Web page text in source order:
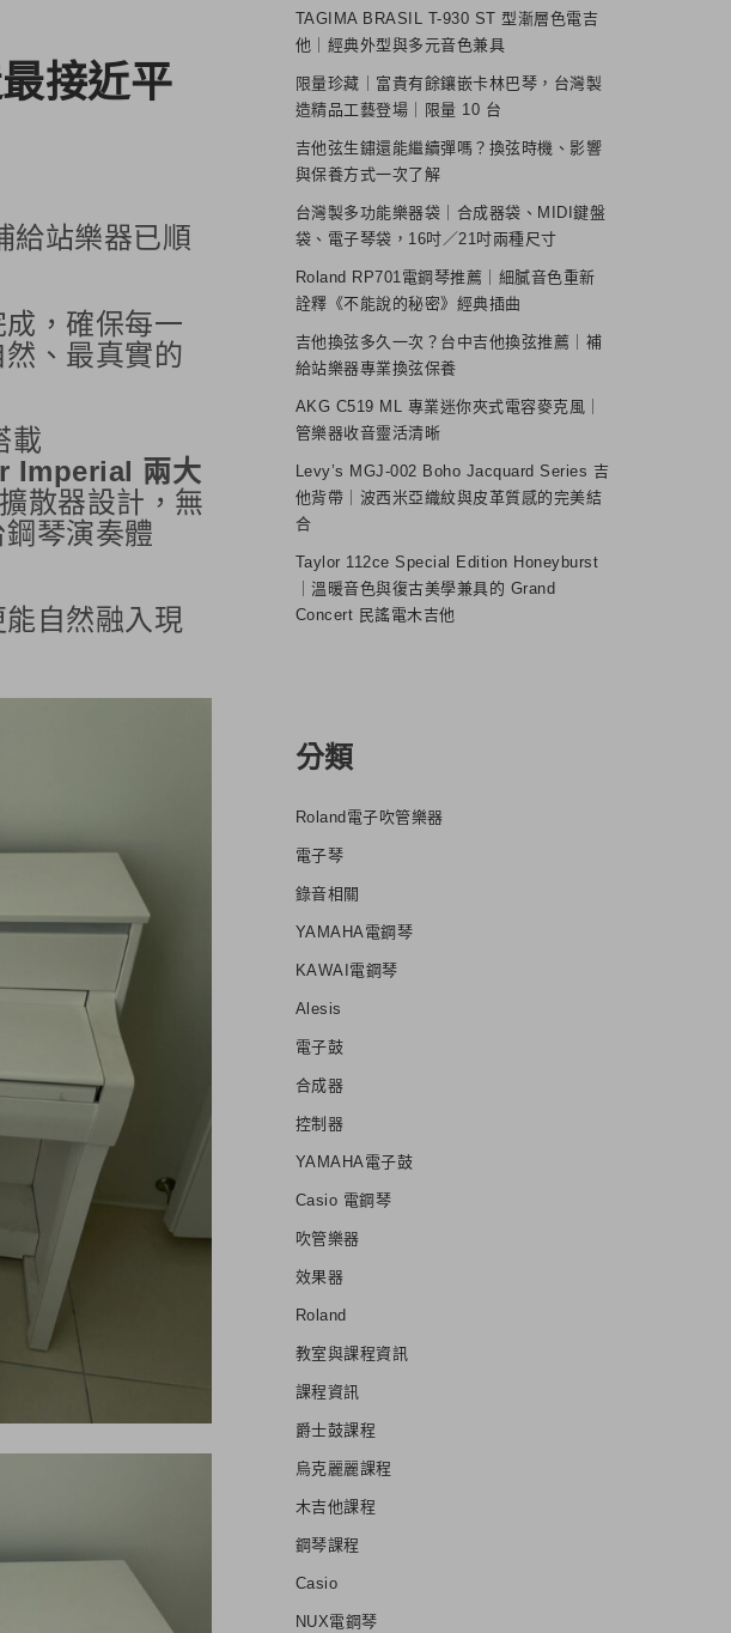
接近平
給站樂器已順
，確保每一
、最真實的
載
Imperial 兩大
散器設計，無
琴演奏體
自然融入現
TAGIMA BRASIL T-930 ST 型漸層色電吉
他｜經典外型與多元音色兼具
限量珍藏｜富貴有餘鑲嵌卡林巴琴，台灣製
造精品工藝登場｜限量 10 台
吉他弦生鏽還能繼續彈嗎？換弦時機、影響
與保養方式一次了解
台灣製多功能樂器袋｜合成器袋、MIDI鍵盤
袋、電子琴袋，16吋／21吋兩種尺寸
Roland RP701電鋼琴推薦｜細膩音色重新
詮釋《不能說的秘密》經典插曲
吉他換弦多久一次？台中吉他換弦推薦｜補
給站樂器專業換弦保養
AKG C519 ML 專業迷你夾式電容麥克風｜
管樂器收音靈活清晰
Levy’s MGJ-002 Boho Jacquard Series 吉
他背帶｜波西米亞織紋與皮革質感的完美結
合
Taylor 112ce Special Edition Honeyburst
｜溫暖音色與復古美學兼具的 Grand
Concert 民謠電木吉他
分類
Roland電子吹管樂器
電子琴
錄音相關
YAMAHA電鋼琴
KAWAI電鋼琴
Alesis
電子鼓
合成器
控制器
YAMAHA電子鼓
Casio 電鋼琴
吹管樂器
效果器
Roland
教室與課程資訊
課程資訊
爵士鼓課程
烏克麗麗課程
木吉他課程
鋼琴課程
Casio
NUX電鋼琴